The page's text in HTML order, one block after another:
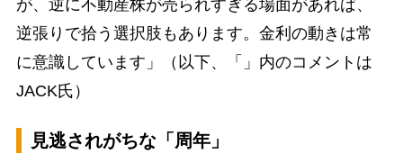
が、逆に不動産株が売られすぎる場面があれば、
逆張りで拾う選択肢もあります。金利の動きは常
に意識しています」（以下、「」内のコメントは
JACK氏）
見逃されがちな「周年」